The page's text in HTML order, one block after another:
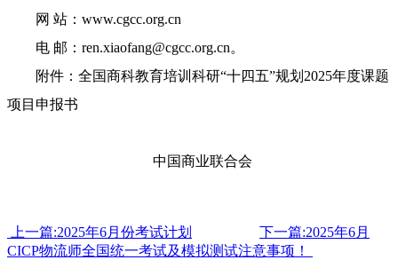
网 站：www.cgcc.org.cn
电 邮：ren.xiaofang@cgcc.org.cn。
附件：全国商科教育培训科研“十四五”规划2025年度课题
项目申报书
中国商业联合会
上一篇:2025年6月份考试计划
下一篇:2025年6月
CICP物流师全国统一考试及模拟测试注意事项！